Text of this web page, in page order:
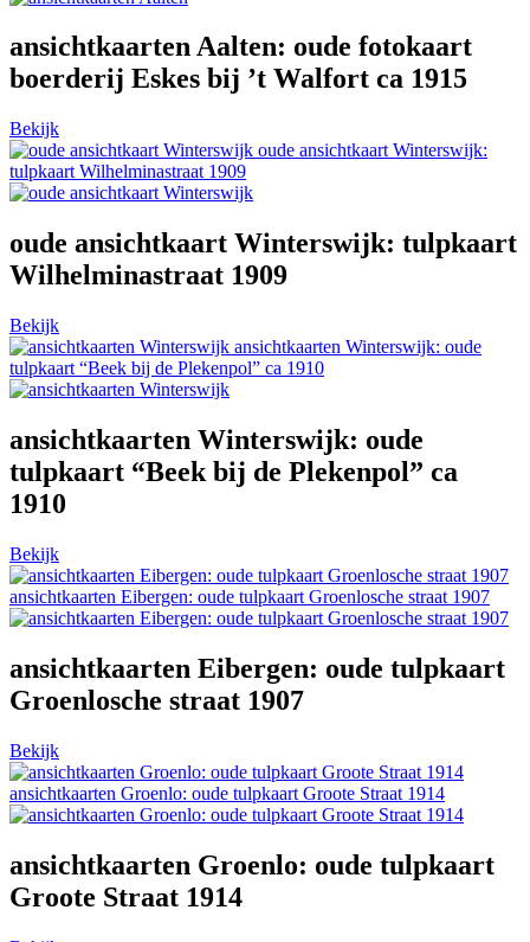
ansichtkaarten Aalten: oude fotokaart
boerderij Eskes bij ’t Walfort ca 1915
Bekijk
oude ansichtkaart Winterswijk:
tulpkaart Wilhelminastraat 1909
oude ansichtkaart Winterswijk: tulpkaart
Wilhelminastraat 1909
Bekijk
ansichtkaarten Winterswijk: oude
tulpkaart “Beek bij de Plekenpol” ca 1910
ansichtkaarten Winterswijk: oude
tulpkaart “Beek bij de Plekenpol” ca
1910
Bekijk
ansichtkaarten Eibergen: oude tulpkaart Groenlosche straat 1907
ansichtkaarten Eibergen: oude tulpkaart
Groenlosche straat 1907
Bekijk
ansichtkaarten Groenlo: oude tulpkaart Groote Straat 1914
ansichtkaarten Groenlo: oude tulpkaart
Groote Straat 1914